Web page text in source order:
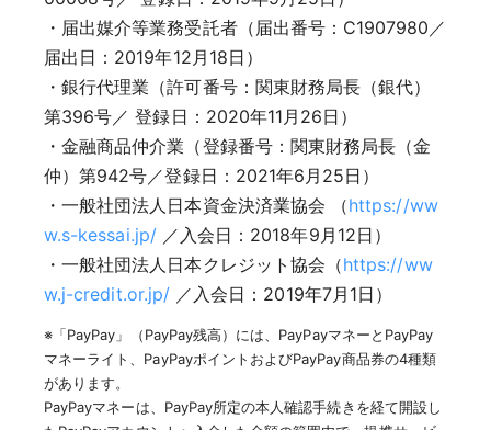
・届出媒介等業務受託者（届出番号：C1907980／
届出日：2019年12月18日）
・銀行代理業（許可番号：関東財務局長（銀代）
第396号／ 登録日：2020年11月26日）
・金融商品仲介業（登録番号：関東財務局長（金
仲）第942号／登録日：2021年6月25日）
・一般社団法人日本資金決済業協会 （https://ww
w.s-kessai.jp/／入会日：2018年9月12日）
・一般社団法人日本クレジット協会（https://ww
w.j-credit.or.jp/ ／入会日：2019年7月1日）
※「PayPay」（PayPay残高）には、PayPayマネーとPayPay
マネーライト、PayPayポイントおよびPayPay商品券の4種類
があります。
PayPayマネーは、PayPay所定の本人確認手続きを経て開設し